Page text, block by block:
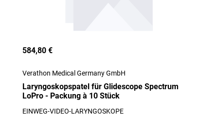
584,80 €
Verathon Medical Germany GmbH
Laryngoskopspatel für Glidescope Spectrum
LoPro - Packung à 10 Stück
EINWEG-VIDEO-LARYNGOSKOPE